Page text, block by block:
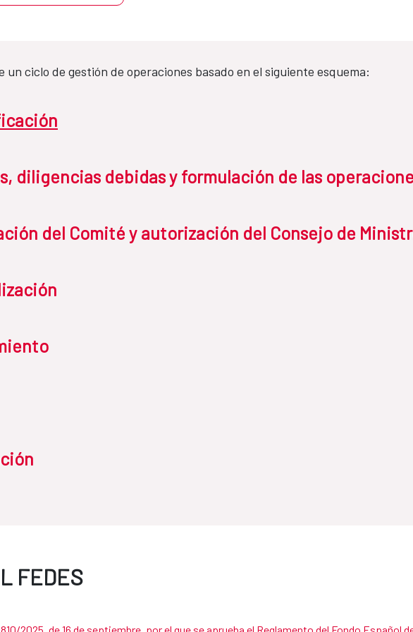
un ciclo de gestión de operaciones basado en el siguiente esquema:
diligencias debidas y formulación de las
del Comité y autorización del Consejo de
FEDES